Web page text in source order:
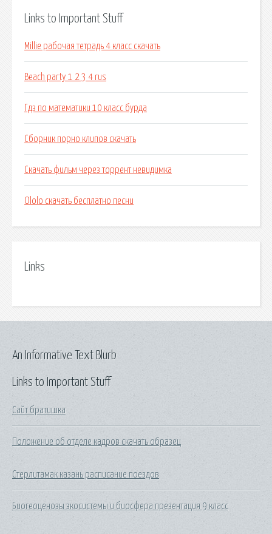
Links to Important Stuff
Millie рабочая тетрадь 4 класс скачать
Beach party 1 2 3 4 rus
Гдз по математики 10 класс бурда
Сборник порно клипов скачать
Скачать фильм через торрент невидимка
Ololo скачать бесплатно песни
Links
Links to Important Stuff
Сайт братишка
Положение об отделе кадров скачать образец
Стерлитамак казань расписание поездов
Биогеоценозы экосистемы и биосфера презентация 9 класс
An Informative Text Blurb